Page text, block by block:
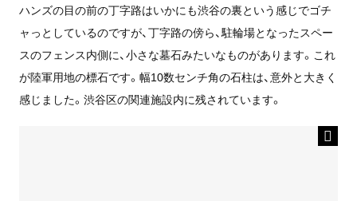
ハンズの目の前の丁字路はいかにも渋谷の裏という感じでゴチ
ャっとしているのですが、丁字路の傍ら、駐輪場となったスペー
スのフェンス内側に、小さな墓石みたいなものがあります。これ
が陸軍用地の標石です。幅10数センチ角の石柱は、意外と大きく
感じました。渋谷区の関連施設内に残されています。